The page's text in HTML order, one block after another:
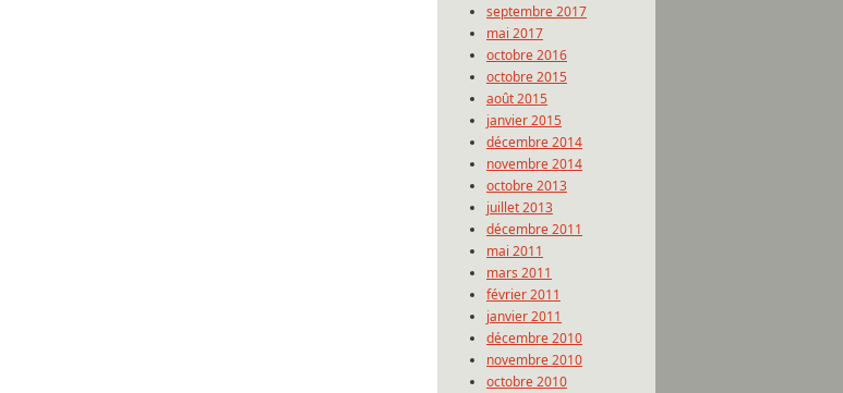
septembre 2017
mai 2017
octobre 2016
octobre 2015
août 2015
janvier 2015
décembre 2014
novembre 2014
octobre 2013
juillet 2013
décembre 2011
mai 2011
mars 2011
février 2011
janvier 2011
décembre 2010
novembre 2010
octobre 2010